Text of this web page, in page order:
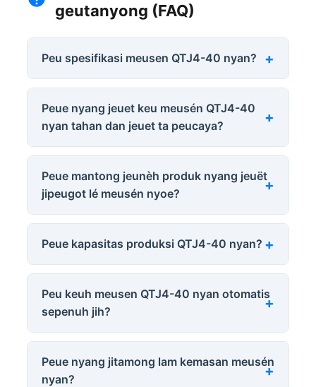
geutanyong (FAQ)
Peu spesifikasi meusen QTJ4-40 nyan?
Peue nyang jeuet keu meusén QTJ4-40
nyan tahan dan jeuet ta peucaya?
Peue mantong jeunèh produk nyang jeuët
jipeugot lé meusén nyoe?
Peue kapasitas produksi QTJ4-40 nyan?
Peu keuh meusen QTJ4-40 nyan otomatis
sepenuh jih?
Peue nyang jitamong lam kemasan meusén
nyan?